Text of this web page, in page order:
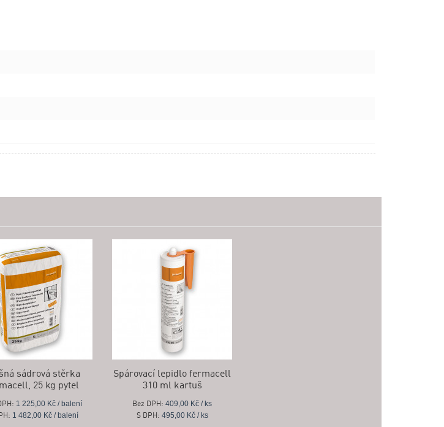
sádrová stěrka
25 kg pytel
1 225,00 Kč / balení
1 482,00 Kč / balení
Spárovací lepidlo fermacell
310 ml kartuš
Bez DPH: 409,00 Kč / ks
S DPH: 495,00 Kč / ks